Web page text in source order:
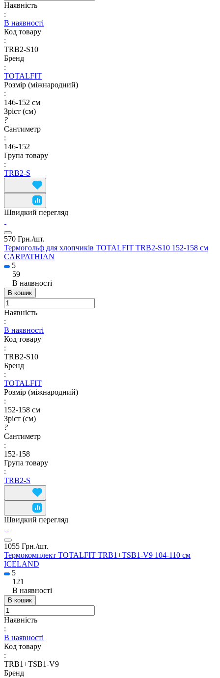
Наявність
:
В наявності
Код товару
:
TRB2-S10
Бренд
:
TOTALFIT
Розмір (міжнародний)
:
146-152 см
Зріст (см)
?
Сантиметр
:
146-152
Група товару
:
TRB2-S
Швидкий перегляд
570 Грн./шт.
Термогольф для хлопчиків TOTALFIT TRB2-S10 152-158 см
CARPATHIAN
5
59
В наявності
В кошик
Наявність
:
В наявності
Код товару
:
TRB2-S10
Бренд
:
TOTALFIT
Розмір (міжнародний)
:
152-158 см
Зріст (см)
?
Сантиметр
:
152-158
Група товару
:
TRB2-S
Швидкий перегляд
1055 Грн./шт.
Термокомплект TOTALFIT TRB1+TSB1-V9 104-110 см
ICELAND
5
121
В наявності
В кошик
Наявність
:
В наявності
Код товару
:
TRB1+TSB1-V9
Бренд